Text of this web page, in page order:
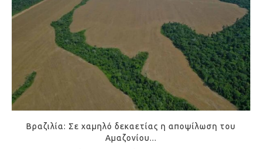
Βραζιλία: Σε χαμηλό δεκαετίας η αποψίλωση του
Αμαζονίου...